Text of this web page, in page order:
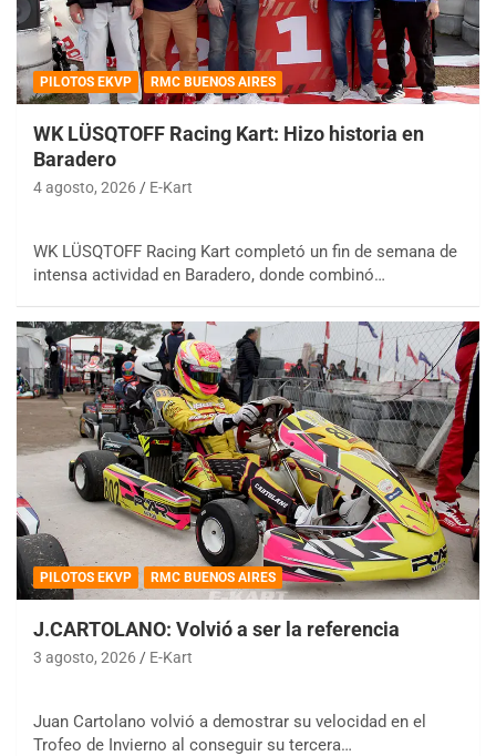
PILOTOS EKVP RMC BUENOS AIRES
WK LÜSQTOFF Racing Kart: Hizo historia en
Baradero
4 agosto, 2026 E-Kart
WK LÜSQTOFF Racing Kart completó un fin de semana de
intensa actividad en Baradero, donde combinó…
PILOTOS EKVP RMC BUENOS AIRES
J.CARTOLANO: Volvió a ser la referencia
3 agosto, 2026 E-Kart
Juan Cartolano volvió a demostrar su velocidad en el
Trofeo de Invierno al conseguir su tercera…
COBERTURA ESPECIAL DE E-KART.COM.AR
08/09-AGO